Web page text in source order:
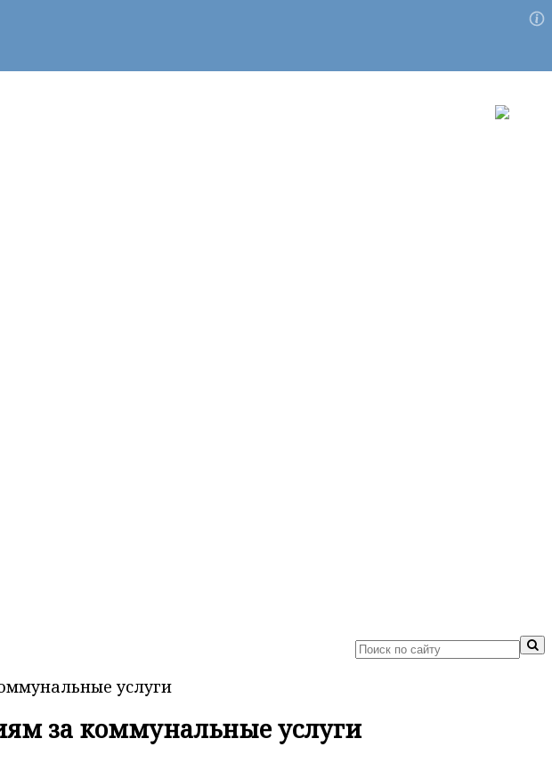
услуги
за коммунальные услуги